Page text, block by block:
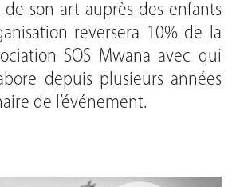
son art auprès des enfants
reversera 10% de la
SOS Mwana avec qui
depuis plusieurs années
de l’événement.